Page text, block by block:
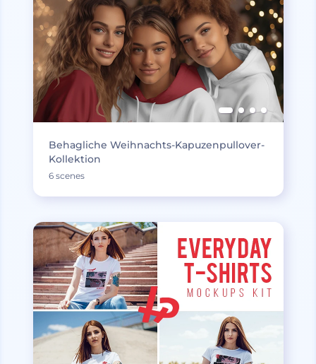
Behagliche Weihnachts-Kapuzenpullover-
Kollektion
6 scenes